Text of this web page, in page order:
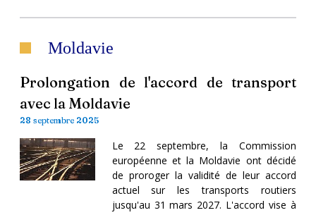
Moldavie
Prolongation de l'accord de transport
avec la Moldavie
28 septembre 2025
Le 22 septembre, la Commission
européenne et la Moldavie ont décidé
de proroger la validité de leur accord
actuel sur les transports routiers
jusqu'au 31 mars 2027. L'accord vise à